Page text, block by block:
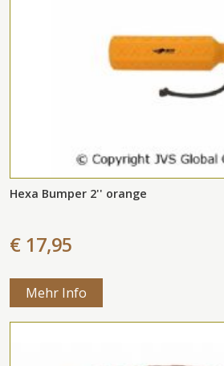
Hexa Bumper 2'' orange
€ 17,95
Mehr Info